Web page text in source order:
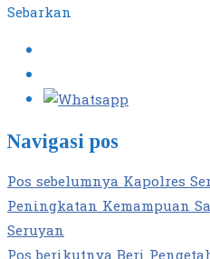
Sebarkan
Navigasi pos
Pos sebelumnyaKapolres
Peningkatan Kemampuan
Seruyan